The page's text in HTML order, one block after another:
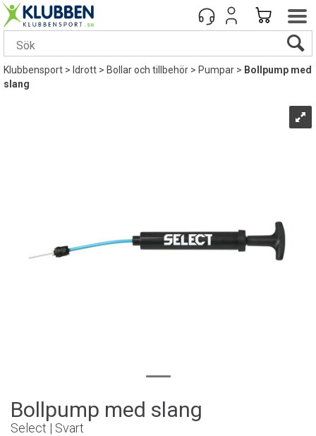
Klubbensport> Idrott>Bollar och tillbehör>Pumpar> Bollpump med
slang
Bollpump med slang
Select | Svart